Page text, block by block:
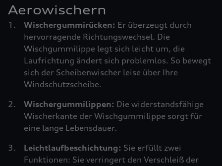
Aerowischern
Wischergummirücken: Er überzeugt durch
hervorragende Richtungswechsel. Die
Wischgummilippe legt sich leicht um, die
Laufrichtung ändert sich problemlos. So bewegt
sich der Scheibenwischer leise über Ihre
Windschutzscheibe.
Wischergummilippen: Die widerstandsfähige
Wischerkante der Wischgummilippe sorgt für
eine lange Lebensdauer.
Leichtlaufbeschichtung: Sie erfüllt zwei
Funktionen: Sie verringert den Verschleiß der